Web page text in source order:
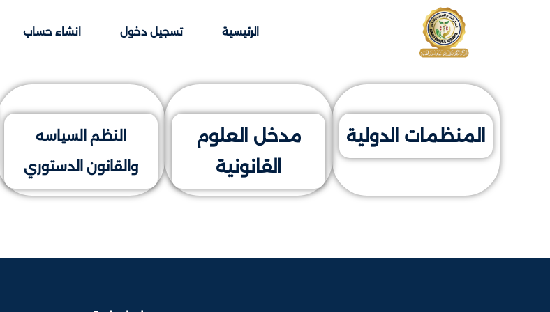
الرئيسية تسجيل دخول انشاء حساب
المنظمات الدولية
مدخل العلوم
القانونية
النظم السياسه
والقانون الدستوري
Sign in